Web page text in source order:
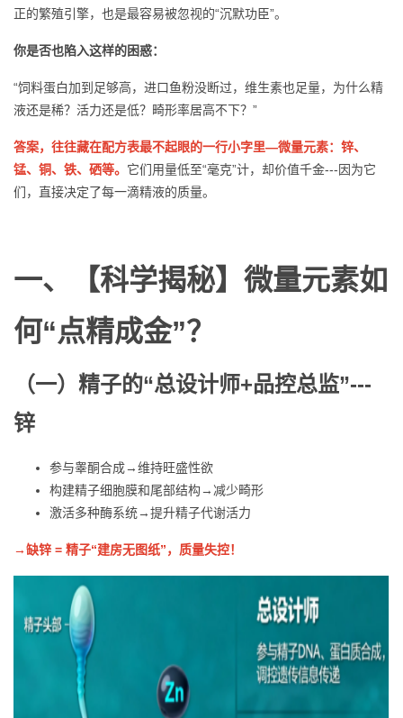
正的繁殖引擎，也是最容易被忽视的“沉默功臣”。
你是否也陷入这样的困惑：
“饲料蛋白加到足够高，进口鱼粉没断过，维生素也足量，为什么精
液还是稀？活力还是低？畸形率居高不下？”
答案，往往藏在配方表最不起眼的一行小字里—微量元素：锌、
锰、铜、铁、 硒等。 它们用量低至“毫克”计，却价值千金---因为它
们，直接决定了每一滴精液的质量。
一、
【科学揭秘】微量元素如
何“点精成金”？
（一） 精子的“总设计师+品控总监”---
锌
参与睾酮合成→维持旺盛性欲
构建精子细胞膜和尾部结构→减少畸形
激活多种酶系统→提升精子代谢活力
→缺锌 = 精子“建房无图纸”，质量失控！